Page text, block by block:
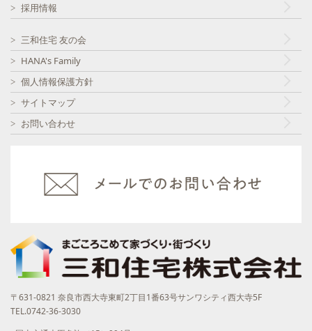
採用情報
三和住宅 友の会
HANA's Family
個人情報保護方針
サイトマップ
お問い合わせ
〒631-0821 奈良市西大寺東町2丁目1番63号サンワシティ西大寺5F
TEL.0742-36-3030